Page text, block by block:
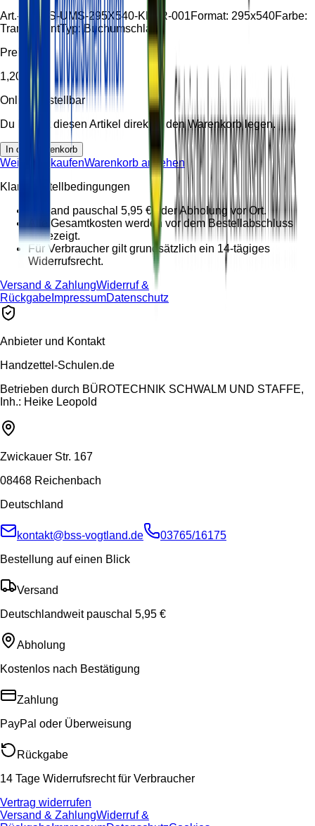
Art.-Nr.: HS-UMS-295X540-KLAR-001Format: 295x540Farbe:
TransparentTyp:Buchumschlag
Preis
1,20 €
Online bestellbar
Du kannst diesen Artikel direkt in den Warenkorb legen.
In den Warenkorb
Weiter einkaufenWarenkorb ansehen
Klare Bestellbedingungen
Versand pauschal 5,95 € oder Abholung vor Ort.
Alle Gesamtkosten werden vor dem Bestellabschluss
angezeigt.
Für Verbraucher gilt grundsätzlich ein 14-tägiges
Widerrufsrecht.
Versand & ZahlungWiderruf &
Rückgabe ImpressumDatenschutz
Anbieter und Kontakt
Handzettel-Schulen.de
Betrieben durch BÜROTECHNIK SCHWALM UND STAFFE,
Inh.: Heike Leopold
Zwickauer Str. 167
08468 Reichenbach
Deutschland
kontakt@bss-vogtland.de
03765/16175
Bestellung auf einen Blick
Versand
Deutschlandweit pauschal 5,95 €
Abholung
Kostenlos nach Bestätigung
Zahlung
PayPal oder Überweisung
Rückgabe
14 Tage Widerrufsrecht für Verbraucher
Vertrag widerrufen
Versand & ZahlungWiderruf &